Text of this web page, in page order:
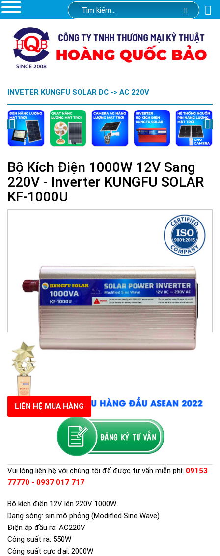
INVETER KUNGFU SOLAR DC -> AC 220V
Bộ Kích Điện 1000W 12V Sang
220V - Inverter KUNGFU SOLAR
KF-1000U
LIÊN HỆ MUA HÀNG
Vui lòng liên hệ với chúng tôi để được tư vấn miễn phí: 09153
77770 - 0937 017 717
Bộ kích điện 12V lên 220V 1000W
Dạng sóng: sin mô phỏng (Modified Sine Wave)
Điện áp đầu ra: AC220V
Công suất ra: 550W
Công suất cực đại: 2000W